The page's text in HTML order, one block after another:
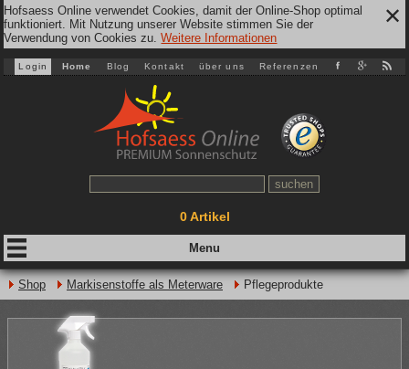
Hofsaess Online verwendet Cookies, damit der Online-Shop optimal
funktioniert. Mit Nutzung unserer Website stimmen Sie der
Verwendung von Cookies zu.Weitere Informationen
✕
Login Home Blog Kontakt über uns Referenzen
0Artikel
Shop Markisenstoffe als Meterware Pflegeprodukte